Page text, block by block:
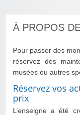
À PROPOS
Pour passer des
réservez dès
musées ou autres
Réservez vos
prix
L’enseigne a été